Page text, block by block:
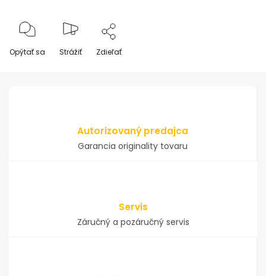
Opýtať sa Strážiť Zdieľať
Autorizovaný predajca
Garancia originality tovaru
Servis
Záručný a pozáručný servis